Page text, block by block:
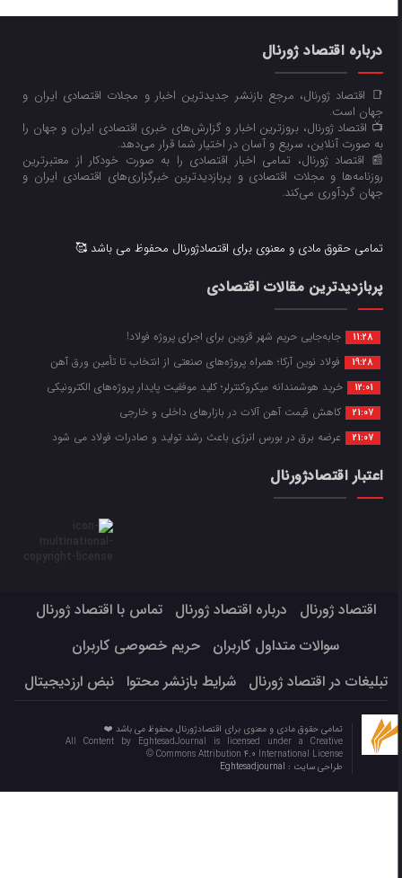
درباره اقتصاد ژورنال
📑 اقتصاد ژورنال، مرجع بازنشر جدیدترین اخبار و مجلات اقتصادی ایران و
جهان است.
📺 اقتصاد ژورنال، بروزترین اخبار و گزارش‌های خبری اقتصادی ایران و جهان را
به صورت آنلاین، سریع و آسان در اختیار شما قرار می‌‌دهد.
📰 اقتصاد ژورنال، تمامی اخبار اقتصادی را به صورت خودکار از معتبرترین
روزنامه‌ها و مجلات اقتصادی و پربازدیدترین خبرگزاری‌های اقتصادی ایران و
جهان گردآوری می‌کند.
تمامی حقوق مادی و معنوی برای اقتصادژورنال محفوظ می باشد 🥰
پربازدیدترین مقالات اقتصادی
11:28 جابه‌جایی حریم شهر قزوین برای اجرای پروژه فولاد!
19:28 فولاد نوین آرکا؛ همراه پروژه‌های صنعتی از انتخاب تا تأمین ورق آهن
12:01 خرید هوشمندانه میکروکنترلر؛ کلید موفقیت پایدار پروژه‌های الکترونیکی
21:07 کاهش قیمت آهن آلات در بازارهای داخلی و خارجی
21:07 عرضه برق در بورس انرژی باعث رشد تولید و صادرات فولاد می شود
اعتبار اقتصادژورنال
اقتصاد ژورنال درباره اقتصاد ژورنال
تماس با اقتصاد ژورنال
سوالات متداول کاربران
حریم خصوصی کاربران
تبلیغات در اقتصاد ژورنال
شرایط بازنشر محتوا نبض ارزدیجیتال
تمامی حقوق مادی و معنوی برای اقتصادژورنال محفوظ می باشد ❤️
All Content by EghtesadJournal is licensed under a Creative
Commons Attribution 4.0 International License ©️
طراحی سایت :